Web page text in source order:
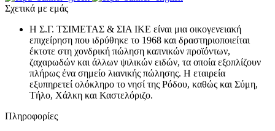
Σχετικά με εμάς
Η Σ.Γ. ΤΣΙΜΕΤΑΣ & ΣΙΑ ΙΚΕ είναι μια οικογενειακή
επιχείρηση που ιδρύθηκε το 1968 και δραστηριοποιείται
έκτοτε στη χονδρική πώληση καπνικών προϊόντων,
ζαχαρωδών και άλλων ψιλικών ειδών, τα οποία εξοπλίζουν
πλήρως ένα σημείο λιανικής πώλησης. Η εταιρεία
εξυπηρετεί ολόκληρο το νησί της Ρόδου, καθώς και Σύμη,
Τήλο, Χάλκη και Καστελόριζο.
Πληροφορίες